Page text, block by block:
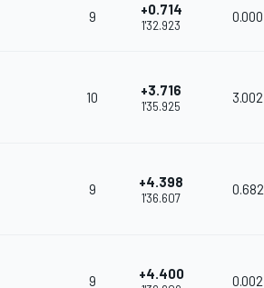
9 +0.714
1'32.923
0.000
10 +3.716
1'35.925
3.002
9 +4.398
1'36.607
0.682
9 +4.400 0.002